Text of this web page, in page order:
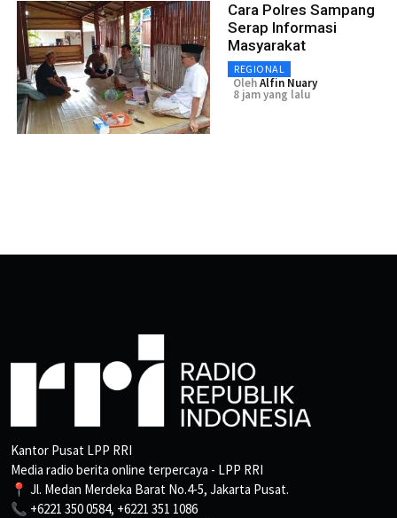
Cara Polres Sampang
Serap Informasi
Masyarakat
REGIONAL
OlehAlfin Nuary
8 jam yang lalu
Kantor Pusat LPP RRI
Media radio berita online terpercaya - LPP RRI
📍 Jl. Medan Merdeka Barat No.4-5, Jakarta Pusat.
📞 +6221 350 0584, +6221 351 1086